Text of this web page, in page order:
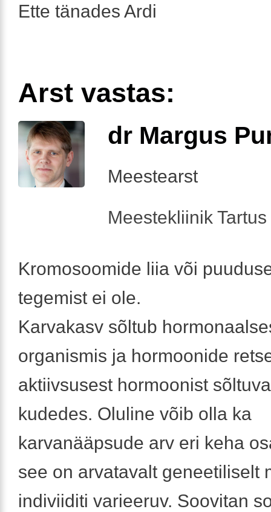
Ette tänades Ardi
Arst vastas:
dr Margus
Meestearst
Meestekliinik
Kromosoomide liia või
tegemist ei ole.
Karvakasv sõltub
organismis ja hormoonide
aktiivsusest hormoonist
kudedes. Oluline võib olla ka
karvanääpsude arv eri keha
see on arvatavalt geneetiliselt
indiviiditi varieeruv. Soovitan